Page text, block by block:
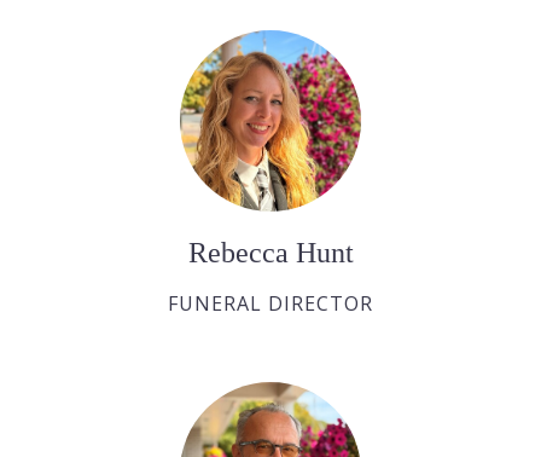
Rebecca Hunt
FUNERAL DIRECTOR